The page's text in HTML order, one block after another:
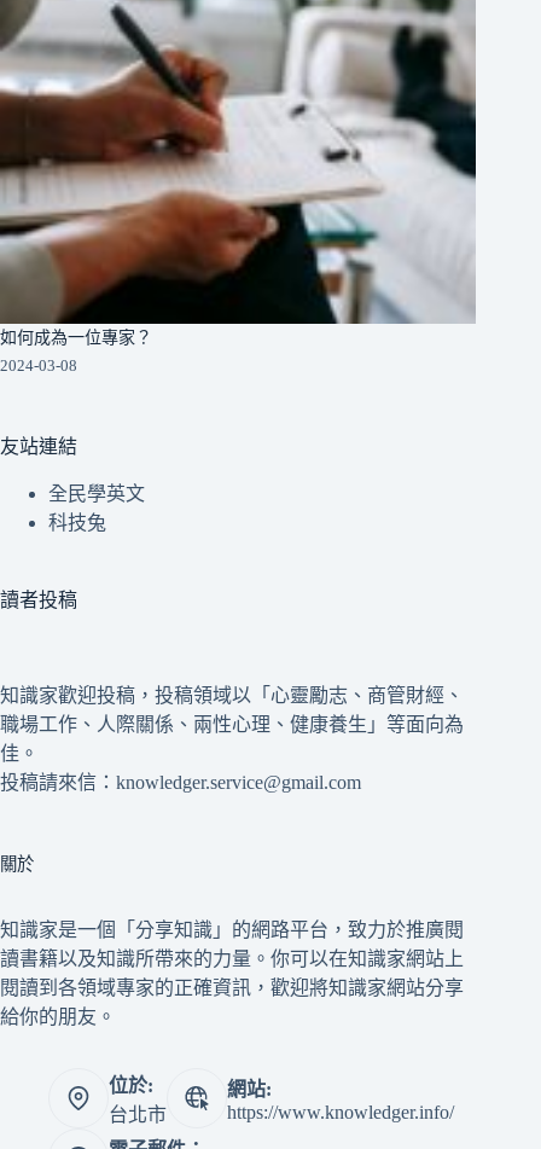
如何成為一位專家？
2024-03-08
友站連結
全民學英文
科技兔
讀者投稿
知識家歡迎投稿，投稿領域以「心靈勵志、商管財經、
職場工作、人際關係、兩性心理、健康養生」等面向為
佳。
投稿請來信：knowledger.service@gmail.com
關於
知識家是一個「分享知識」的網路平台，致力於推廣閱
讀書籍以及知識所帶來的力量。你可以在知識家網站上
閱讀到各領域專家的正確資訊，歡迎將知識家網站分享
給你的朋友。
位於:
台北市
網站:
https://www.knowledger.info/